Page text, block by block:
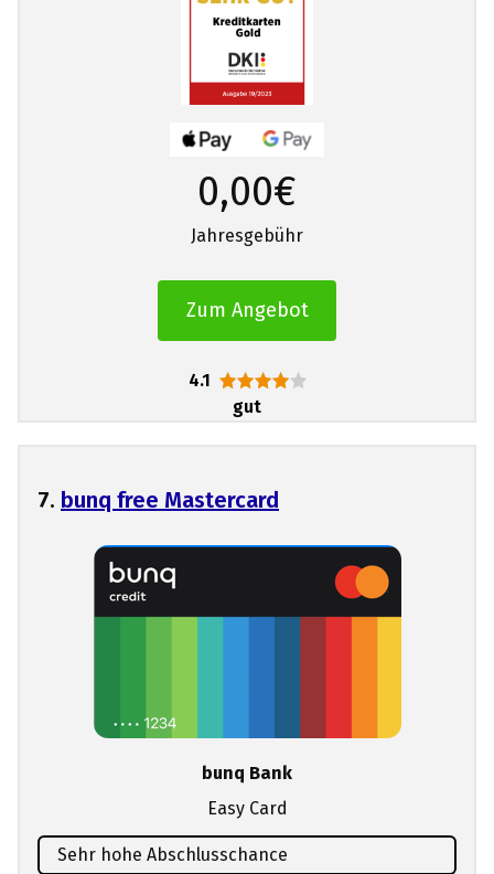
0,00€
Jahresgebühr
Zum Angebot
4.1
gut
7. bunq free Mastercard
bunq Bank
Easy Card
Sehr hohe Abschlusschance